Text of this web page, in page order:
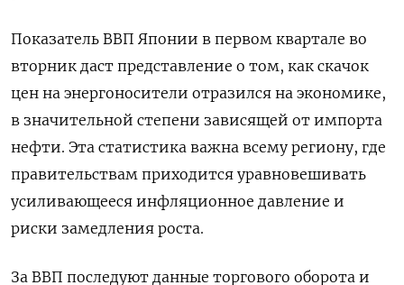
Показатель ВВП Японии в первом квартале во
вторник даст представление о том, как скачок
цен на энергоносители отразился на экономике,
в значительной ‌степени зависящей от импорта
нефти. Эта статистика важна всему региону, где
правительствам приходится уравновешивать
усиливающееся инфляционное давление и
риски замедления роста.
За ВВП последуют данные торгового оборота и